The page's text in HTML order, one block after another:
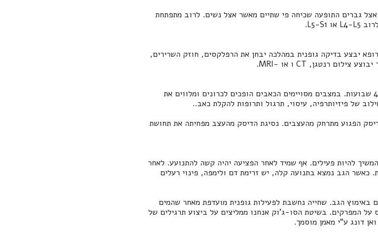
דיסק שכיחה בעיקר בגילאי 30-50. אצל גברים התופעה שכיחה פי שתיים מאשר אצל נשים. לרוב מתפתחת
L4-L5 או L5-S1
.
יבצע בדיקה גופנית במהלכה יבחן את הרפלקסים, חוזק השרירים,
צילום רנטגן, CT ו או -MRI
.
התאוששות מפריצת דיסק עשויה לארוך 4-12 שבועות. במצבים מסויימים הכאבים הופכים לכרונים ומלווים את
של פיזיותרפיה, עיסוי, תרגול ותרופות להקלת כאב..
הפגוע מתרחק מהעצבים. נסיגת הדיסק מהעצב מפחיתה את תחושת
להיות פעילים. אף שמיד לאחר הפציעה יהיה קשה להתנועע. לאחר
כאשר הגב נמצא בתנועה קלה, יש זרימת דם ולימפה, פינוי רעלים
באימוץ הגב. שחייה נחשבת לפעילות גופנית מועדפת מאחר שהמים
על המפרקים. בשיטת הסו-ג'וק אנחנו ממליצים על ביצוע תרגילים של
דונג ע"י מאמן מוסמך.